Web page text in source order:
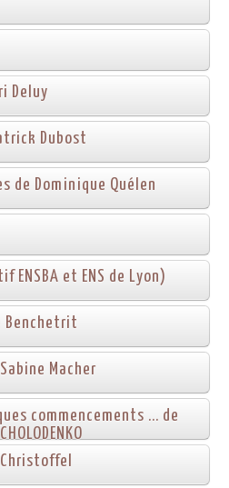
Deluy
Dubost
de Dominique Quélen
ENSBA et ENS de Lyon)
Benchetrit
Macher
commencements ... de